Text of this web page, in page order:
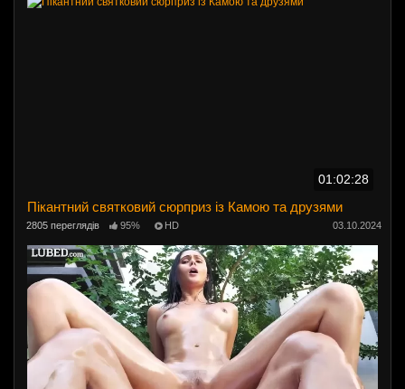
01:02:28
Пікантний святковий сюрприз із Камою та друзями
2805 переглядів 95% HD 03.10.2024